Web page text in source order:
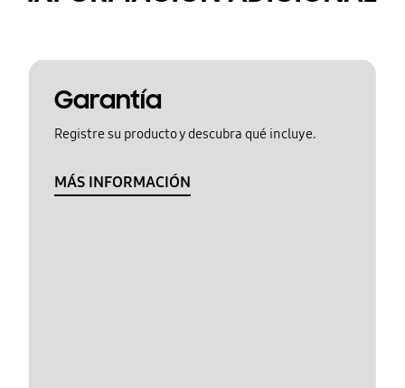
Garantía
Registre su producto y descubra qué incluye.
MÁS INFORMACIÓN